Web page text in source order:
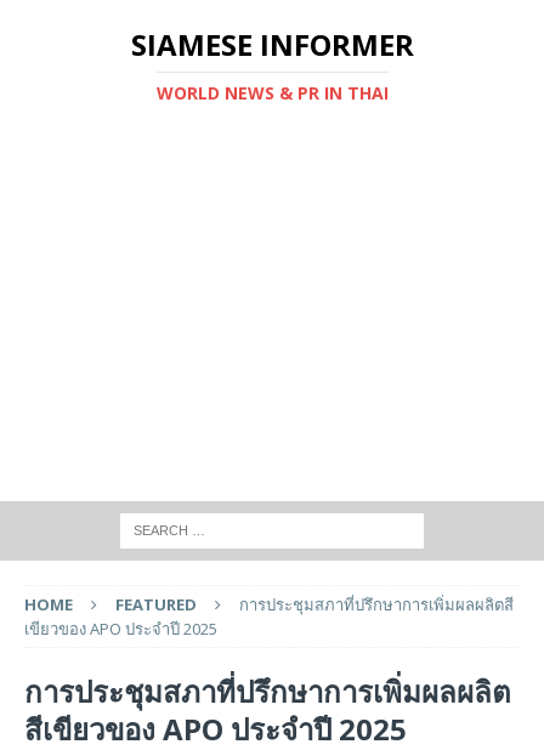
SIAMESE INFORMER
WORLD NEWS & PR IN THAI
HOME FEATURED
การประชุมสภาที่ปรึกษาการเพิ่มผลผลิตสี
เขียวของ APO ประจำปี 2025
การประชุมสภาที่ปรึกษาการเพิ่มผลผลิต
สีเขียวของ APO ประจำปี 2025